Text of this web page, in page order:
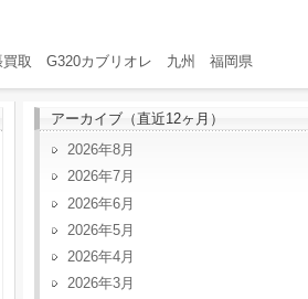
買取 G320カブリオレ 九州 福岡県
アーカイブ（直近12ヶ月）
2026年8月
2026年7月
2026年6月
2026年5月
2026年4月
2026年3月